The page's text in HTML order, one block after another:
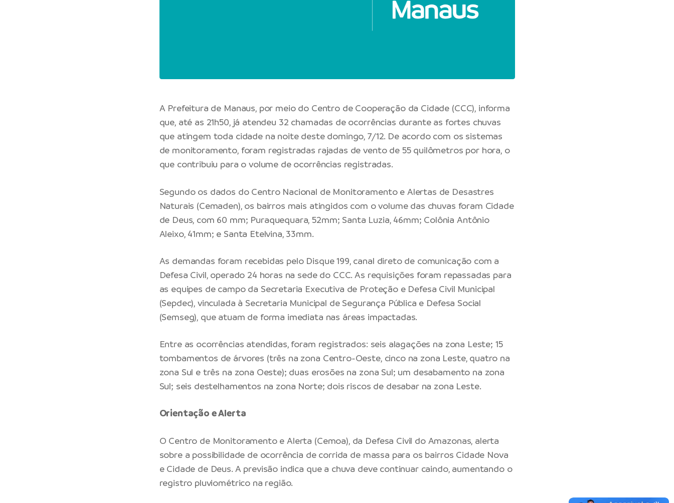
A Prefeitura de Manaus, por meio do Centro de Cooperação da Cidade (CCC), informa
que, até as 21h50, já atendeu 32 chamadas de ocorrências durante as fortes chuvas
que atingem toda cidade na noite deste domingo, 7/12. De acordo com os sistemas
de monitoramento, foram registradas rajadas de vento de 55 quilômetros por hora, o
que contribuiu para o volume de ocorrências registradas.
Segundo os dados do Centro Nacional de Monitoramento e Alertas de Desastres
Naturais (Cemaden), os bairros mais atingidos com o volume das chuvas foram Cidade
de Deus, com 60 mm; Puraquequara, 52mm; Santa Luzia, 46mm; Colônia Antônio
Aleixo, 41mm; e Santa Etelvina, 33mm.
As demandas foram recebidas pelo Disque 199, canal direto de comunicação com a
Defesa Civil, operado 24 horas na sede do CCC. As requisições foram repassadas para
as equipes de campo da Secretaria Executiva de Proteção e Defesa Civil Municipal
(Sepdec), vinculada à Secretaria Municipal de Segurança Pública e Defesa Social
(Semseg), que atuam de forma imediata nas áreas impactadas.
Entre as ocorrências atendidas, foram registrados: seis alagações na zona Leste; 15
tombamentos de árvores (três na zona Centro-Oeste, cinco na zona Leste, quatro na
zona Sul e três na zona Oeste); duas erosões na zona Sul; um desabamento na zona
Sul; seis destelhamentos na zona Norte; dois riscos de desabar na zona Leste.
Orientação e Alerta
O Centro de Monitoramento e Alerta (Cemoa), da Defesa Civil do Amazonas, alerta
sobre a possibilidade de ocorrência de corrida de massa para os bairros Cidade Nova
e Cidade de Deus. A previsão indica que a chuva deve continuar caindo, aumentando o
registro pluviométrico na região.